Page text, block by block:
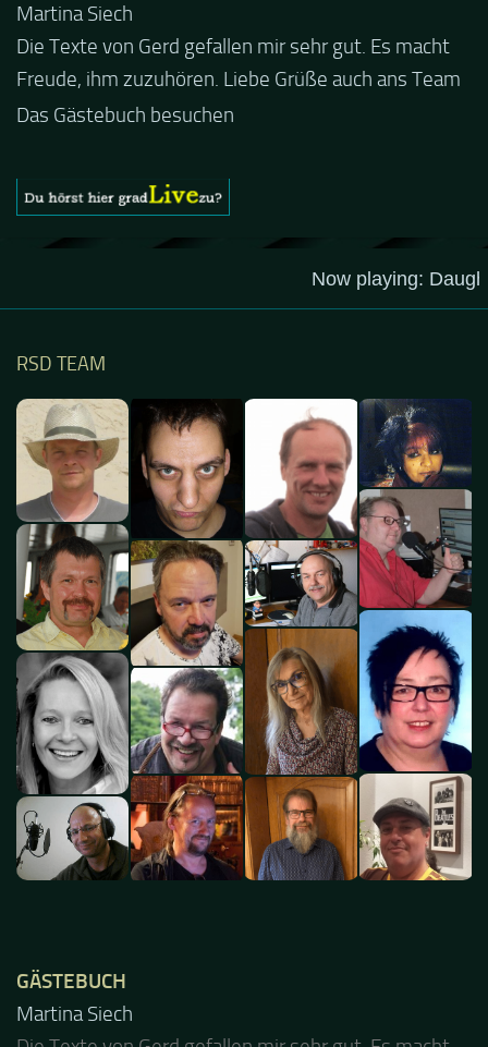
Jacel
Guten Abend und auch von uns nochmals besten
Dank für die tolle Mucke zur Party! Der aktuelle Live
Stream ist eine schöne Zusammenfassung - Merci...
RSD TEAM
GÄSTEBUCH